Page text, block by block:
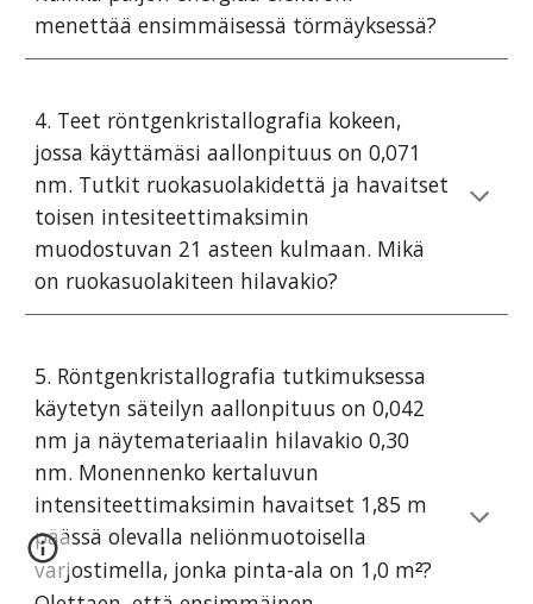
menettää ensimmäisessä törmäyksessä?
4. Teet röntgenkristallografia kokeen,
jossa käyttämäsi aallonpituus on 0,071
nm. Tutkit ruokasuolakidettä ja havaitset
toisen intesiteettimaksimin
muodostuvan 21 asteen kulmaan. Mikä
on ruokasuolakiteen hilavakio?
5. Röntgenkristallografia tutkimuksessa
käytetyn säteilyn aallonpituus on 0,042
nm ja näytemateriaalin hilavakio 0,30
nm. Monennenko kertaluvun
intensiteettimaksimin havaitset 1,85 m
päässä olevalla neliönmuotoisella
varjostimella, jonka pinta-ala on 1,0 m²?